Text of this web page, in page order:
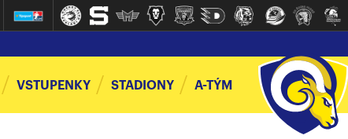
VSTUPENKY STADIONY A-TÝM